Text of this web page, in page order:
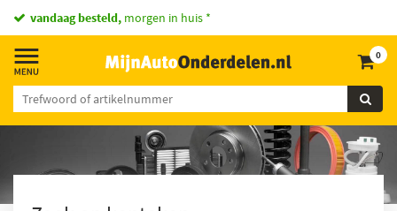
vandaag besteld, morgen in huis *
0